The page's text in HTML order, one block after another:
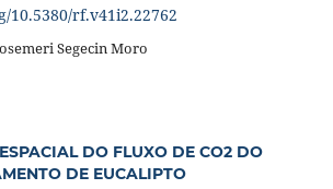
10.5380/rf.v41i2.22762
Segecin Moro
DO FLUXO DE CO2 DO
DE EUCALIPTO